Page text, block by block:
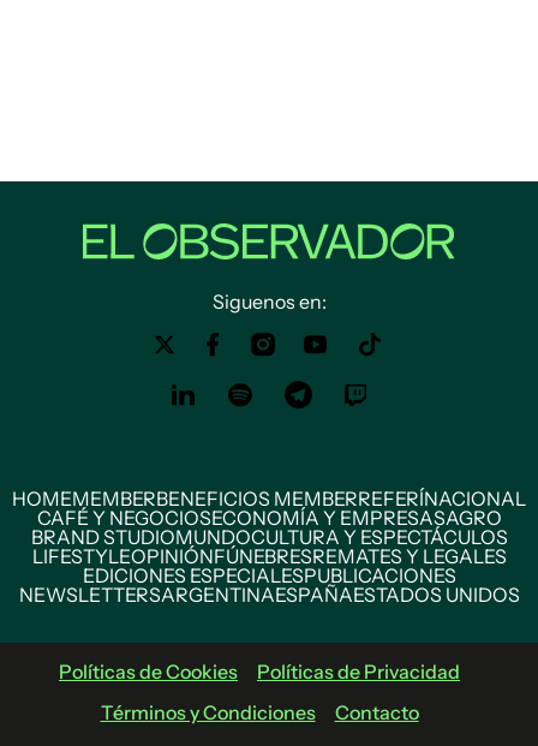
Siguenos en:
HOMEMEMBERBENEFICIOS MEMBERREFERÍNACIONAL
CAFÉ Y NEGOCIOSECONOMÍA Y EMPRESASAGRO
BRAND STUDIOMUNDOCULTURA Y ESPECTÁCULOS
LIFESTYLEOPINIÓNFÚNEBRESREMATES Y LEGALES
EDICIONES ESPECIALESPUBLICACIONES
NEWSLETTERSARGENTINAESPAÑAESTADOS UNIDOS
Políticas de Cookies
Políticas de Privacidad
Términos y Condiciones
Contacto